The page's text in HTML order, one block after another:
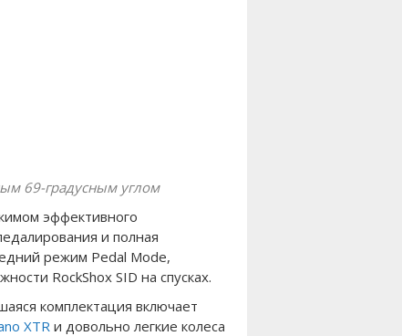
69-градусным углом
эффективного
и полная
режим Pedal Mode,
RockShox SID на спусках.
комплектация включает
XTR и довольно легкие колеса